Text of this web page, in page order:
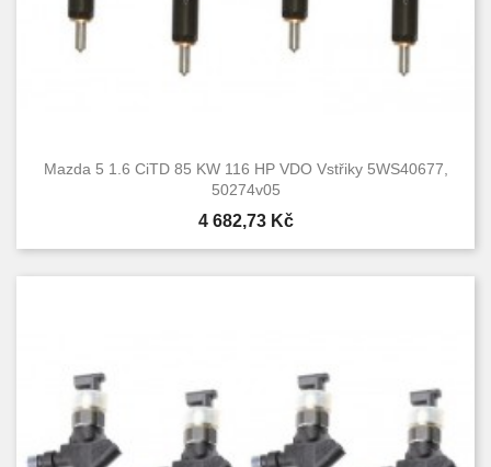
Mazda 5 1.6 CiTD 85 KW 116 HP VDO Vstřiky 5WS40677,
50274v05
Cena
4 682,73 Kč